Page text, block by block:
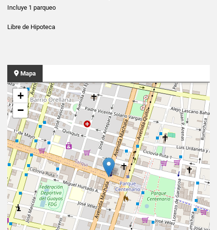
Incluye 1 parqueo
Libre de Hipoteca
Mapa
+
−